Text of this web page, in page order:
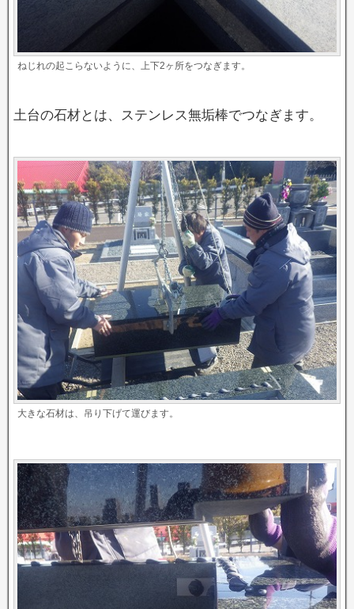
ねじれの起こらないように、上下2ヶ所をつなぎます。
土台の石材とは、ステンレス無垢棒でつなぎます。
大きな石材は、吊り下げて運びます。